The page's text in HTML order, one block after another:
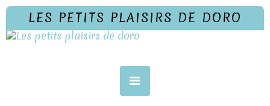
LES PETITS PLAISIRS DE DORO